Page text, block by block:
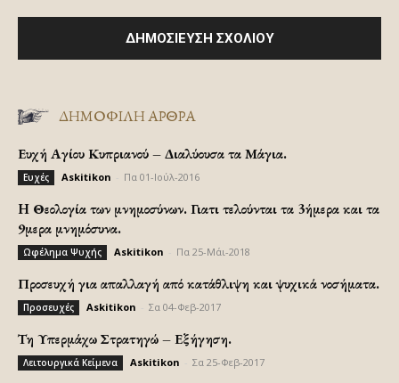
ΔΗΜΟΦΙΛΗ ΑΡΘΡΑ
Ευχή Αγίου Κυπριανού – Διαλύουσα τα Μάγια.
Ευχές Askitikon Πα 01-Ιούλ-2016
H Θεολογία των μνημοσύνων. Γιατι τελούνται τα 3ήμερα και τα
9μερα μνημόσυνα.
Ωφέλημα Ψυχής Askitikon Πα 25-Μάι-2018
Προσευχή για απαλλαγή από κατάθλιψη και ψυχικά νοσήματα.
Προσευχές Askitikon Σα 04-Φεβ-2017
Τη Υπερμάχω Στρατηγώ – Εξήγηση.
Λειτουργικά Κείμενα Askitikon Σα 25-Φεβ-2017